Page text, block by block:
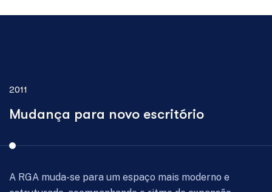
2011
Mudança para novo escritório
A RGA muda-se para um espaço mais moderno e